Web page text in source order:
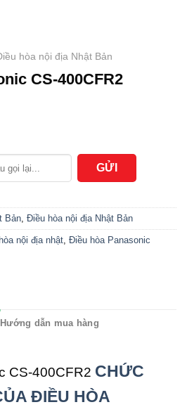
hòa nội địa Nhật Bản
CS-400CFR2
Bản, Điều hòa nội địa Nhật Bản
nội địa nhật, Điều hòa Panasonic
Hướng dẫn mua hàng
CS-400CFR2 CHỨC
ĐIỀU HÒA